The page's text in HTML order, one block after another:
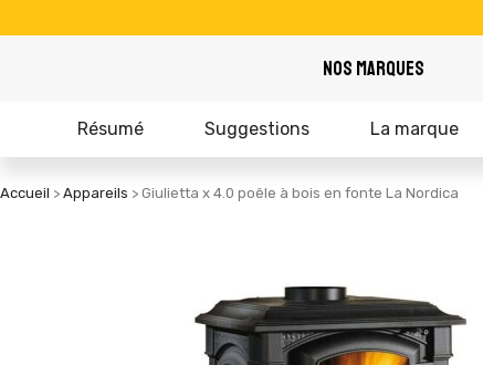
NOS MARQUES
Accueil Appareils Giulietta x 4.0 poêle à bois en fonte La Nordica
Résumé Suggestions La marque